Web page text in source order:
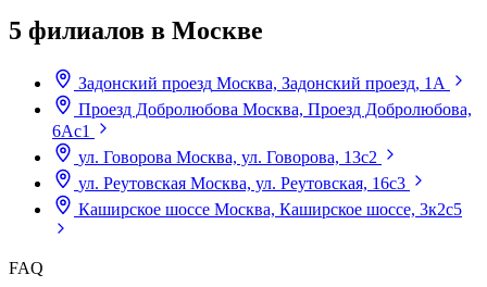
5 филиалов в Москве
Задонский проезд Москва, Задонский проезд, 1А
Проезд Добролюбова Москва, Проезд Добролюбова,
6Ас1
ул. Говорова Москва, ул. Говорова, 13с2
ул. Реутовская Москва, ул. Реутовская, 16с3
Каширское шоссе Москва, Каширское шоссе, 3к2с5
FAQ